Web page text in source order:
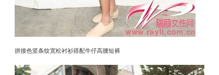
拼接色竖条纹宽松衬衫搭配牛仔高腰短裤